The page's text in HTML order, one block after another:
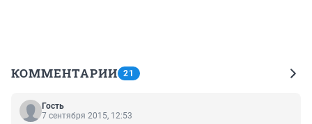
КОММЕНТАРИИ 21
Гость
7 сентября 2015, 12:53